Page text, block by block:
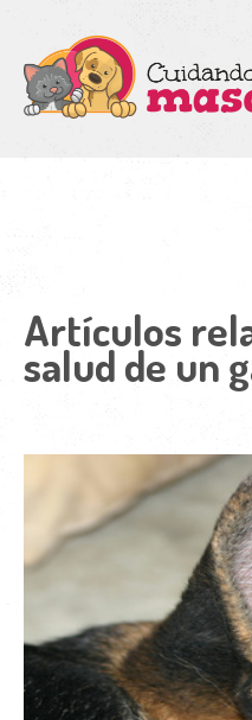
Artículos
salud de un